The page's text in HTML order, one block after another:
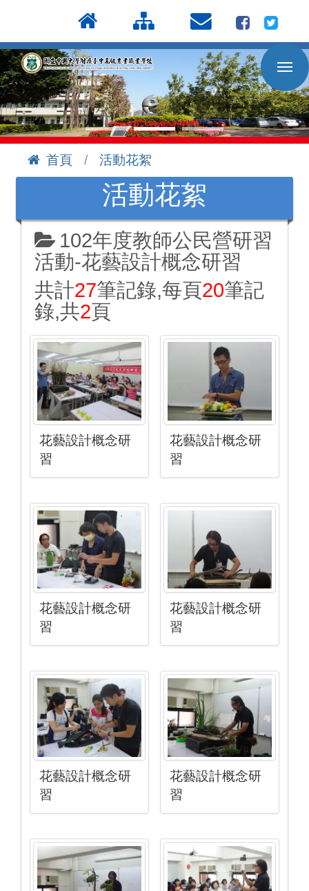
到
主
要
內
容
區
首頁
活動花絮
活動花絮
102年度教師公民營研習
活動-花藝設計概念研習
共計27筆記錄,每頁20筆記
錄,共2頁
花藝設計概念研
習
花藝設計概念研
習
花藝設計概念研
習
花藝設計概念研
習
花藝設計概念研
習
花藝設計概念研
習